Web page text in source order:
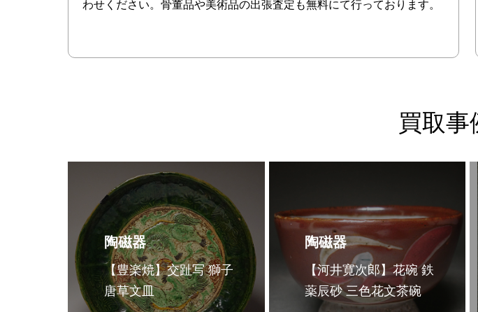
わせください。骨董品や美術品の出張査定も無料にて行っております。
買取事
陶磁器
【豊楽焼】交趾写 獅子
唐草文皿
陶磁器
【河井寛次郎】花碗 鉄
薬辰砂 三色花文茶碗